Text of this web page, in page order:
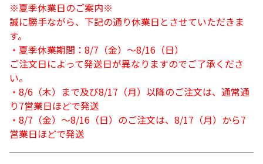
※夏季休業日のご案内※
誠に勝手ながら、下記の通り休業日とさせていただきま
す。
・夏季休業期間：8/7（金）～8/16（日）
ご注文日によって発送日が異なりますのでご了承くださ
い。
・8/6（木）まで及び8/17（月）以降のご注文は、通常通
り7営業日ほどで発送
・8/7（金）～8/16（日）のご注文は、8/17（月）から7
営業日ほどで発送